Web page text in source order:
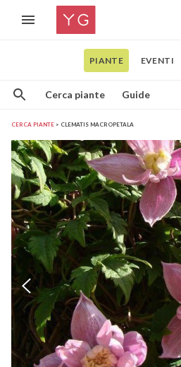
PIANTE EVENTI
Cerca piante Guide
CERCA PIANTE CLEMATIS MACROPETALA